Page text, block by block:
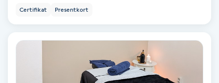
Hatha Yoga
Certifikat Presentkort